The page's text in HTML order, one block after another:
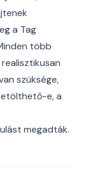
a Tag
több
szüksége,
e, a
megadták.